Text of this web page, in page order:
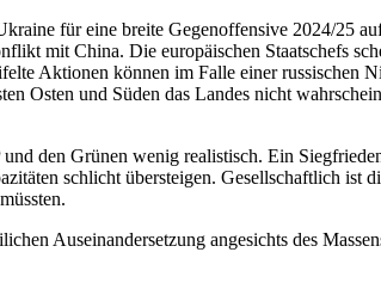
für eine breite Gegenoffensive 2024/25
mit China. Die europäischen Staatschefs
Aktionen können im Falle einer russischen
Osten und Süden das Landes nicht
den Grünen wenig realistisch. Ein
schlicht übersteigen. Gesellschaftlich ist
Auseinandersetzung angesichts des